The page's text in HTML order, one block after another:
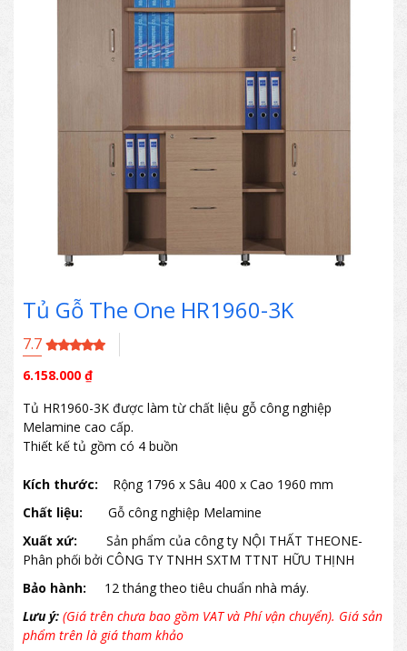
Tủ Gỗ The One HR1960-3K
7.7
6.158.000 ₫
Tủ HR1960-3K được làm từ chất liệu gỗ công nghiệp
Melamine cao cấp.
Thiết kế tủ gồm có 4 buồn
Kích thước: Rộng 1796 x Sâu 400 x Cao 1960 mm
Chất liệu:
Gỗ công nghiệp Melamine
Xuất xứ:
Sản phẩm của công ty NỘI THẤT THEONE-
Phân phối bởi CÔNG TY TNHH SXTM TTNT HỮU THỊNH
Bảo hành:
12 tháng theo tiêu chuẩn nhà máy.
Lưu ý: (Giá trên chưa bao gồm VAT và Phí vận chuyển). Giá sản
phẩm trên là giá tham khảo